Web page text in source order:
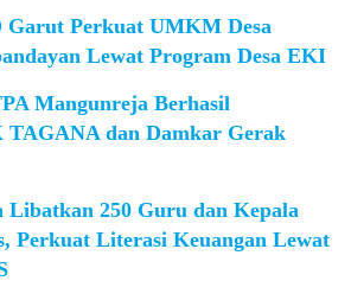
Perkuat UMKM Desa
Lewat Program Desa EKI
Mangunreja Berhasil
TAGANA dan Damkar Gerak
Libatkan 250 Guru dan Kepala
Perkuat Literasi Keuangan Lewat